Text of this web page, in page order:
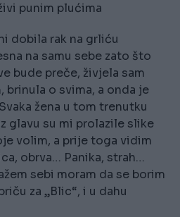
punim plućima
dobila rak na grliću
na samu sebe zato što
bude preče, živjela sam
brinula o svima, a onda je
žena u tom trenutku
glavu su mi prolazile slike
volim, a prije toga vidim
obrva… Panika, strah…
sebi moram da se borim
za „Blic“, i u dahu